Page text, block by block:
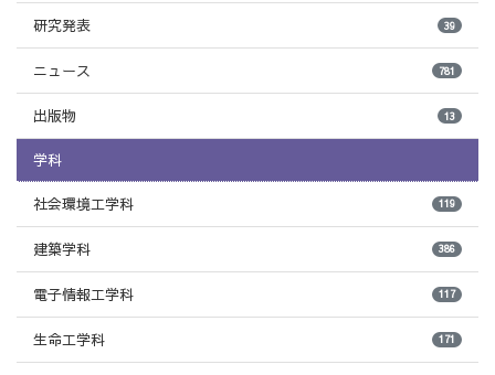
研究発表 39
ニュース 781
出版物 13
学科
社会環境工学科 119
建築学科 386
電子情報工学科 117
生命工学科 171